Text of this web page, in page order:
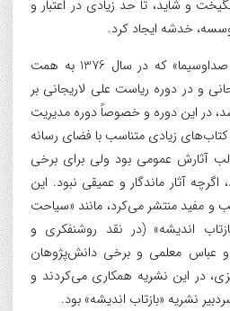
و شاید، تا حد زیادی در اعتبار و
خدشه ایجاد کرد.
«مرکز پژوهش‌های اسلامی صداوسیما» که در سال 1376 به همت
و در دوره ریاست علی لاریجانی بر
در این دوره و خصوصاً دوره مدیریت
زیادی متناسب با فضای رسانه
آثارش عمومی بود ولی برای برخی
آثار ماندگار و عمیقی نبود. این
و مفید منتشر می‌کرد، مانند «سیاحت
اندیشه» (در نقد روشنفکری و
عباس معلمی و برخی دانش‌پژوهان
در این نشریه همکاری می‌کردند و
نشریه «بازتاب اندیشه» بود.